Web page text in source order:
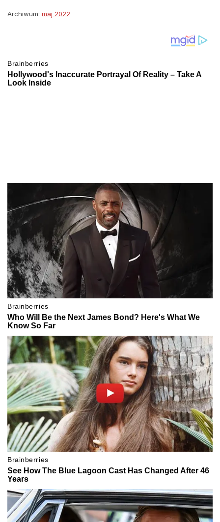
Archiwum: maj 2022